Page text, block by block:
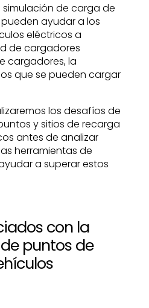
simulación de carga de
ayudar a los
eléctricos a
de cargadores
cargadores, la
que se pueden cargar
los desafíos de
y sitios de recarga
antes de analizar
herramientas de
a superar estos
con la
puntos de